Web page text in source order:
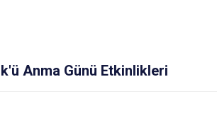
Kuyucak
Anma Günü Etkinlikleri